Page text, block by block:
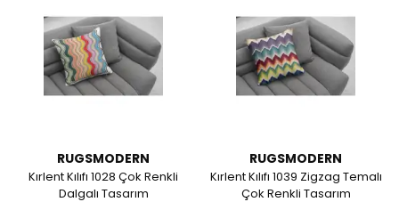
RUGSMODERN
Kırlent Kılıfı 1028 Çok Renkli
Dalgalı Tasarım
RUGSMODERN
Kırlent Kılıfı 1039 Zigzag Temalı
Çok Renkli Tasarım